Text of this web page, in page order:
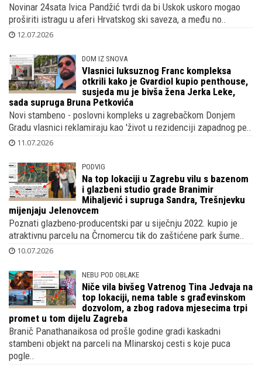
Novinar 24sata Ivica Pandžić tvrdi da bi Uskok uskoro mogao
proširiti istragu u aferi Hrvatskog ski saveza, a među no..
12.07.2026
DOM IZ SNOVA
Vlasnici luksuznog Franc kompleksa
otkrili kako je Gvardiol kupio penthouse,
susjeda mu je bivša žena Jerka Leke,
sada supruga Bruna Petkovića
Novi stambeno - poslovni kompleks u zagrebačkom Donjem
Gradu vlasnici reklamiraju kao 'život u rezidenciji zapadnog pe..
11.07.2026
PODVIG
Na top lokaciji u Zagrebu vilu s bazenom
i glazbeni studio grade Branimir
Mihaljević i supruga Sandra, Trešnjevku
mijenjaju Jelenovcem
Poznati glazbeno-producentski par u siječnju 2022. kupio je
atraktivnu parcelu na Črnomercu tik do zaštićene park šume..
10.07.2026
NEBU POD OBLAKE
Niče vila bivšeg Vatrenog Tina Jedvaja na
top lokaciji, nema table s građevinskom
dozvolom, a zbog radova mjesecima trpi
promet u tom dijelu Zagreba
Branič Panathanaikosa od prošle godine gradi kaskadni
stambeni objekt na parceli na Mlinarskoj cesti s koje puca
pogle..